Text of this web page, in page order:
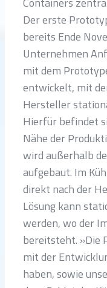
Der erste
bereits Ende
Unternehmen
mit dem
entwickelt, mit
Hersteller
Hierfür befindet
Nähe der
wird außerhalb
aufgebaut. Im
direkt nach der
Lösung kann
werden, wo der
bereitsteht. »Die
mit der
haben, sowie